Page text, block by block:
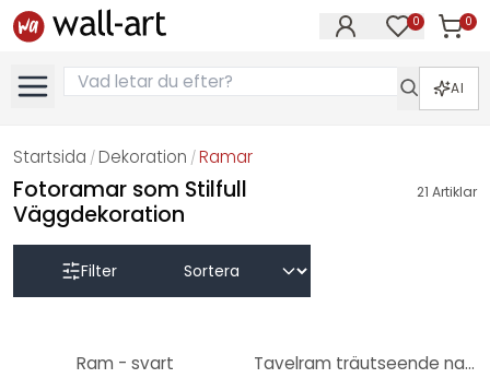
0 0
AI
Startsida / Dekoration /Ramar
Fotoramar som Stilfull
Väggdekoration
21 Artiklar
Filter
Ram - svart
Tavelram träutseende natur - rund